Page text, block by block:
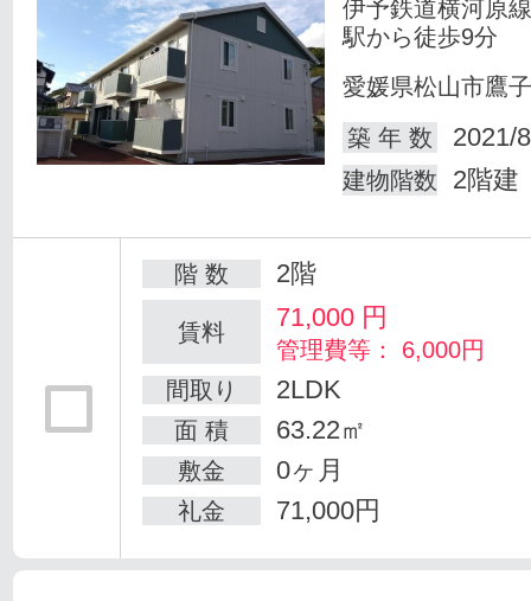
伊予鉄道横河原
駅から徒歩9分
愛媛県松山市鷹
築 年 数
2021/
建物階数 2階建
階 数 2階
賃料 71,000 円
管理費等： 6,000円
間取り
2LDK
面 積 63.22㎡
敷金 0ヶ月
礼金 71,000円